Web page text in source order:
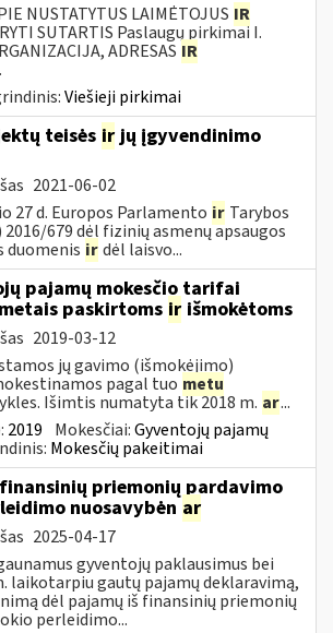
NUSTATYTUS LAIMĖTOJUS IR
SUTARTIS Paslaugų pirkimai I.
ADRESAS IR
Viešieji pirkimai
teisės irjų įgyvendinimo
2021-06-02
27 d. Europos Parlamento ir Tarybos
679 dėl fizinių asmenų apsaugos
duomenis irdėl laisvo...
pajamų mokesčio tarifai
paskirtoms ir išmokėtoms
2019-03-12
jų gavimo (išmokėjimo)
pagal tuo metu
Išimtis numatyta tik 2018 m. ar...
2019 Mokesčiai:Gyventojų pajamų
Mokesčių pakeitimai
priemonių pardavimo
nuosavybėn ar
2025-04-17
gyventojų paklausimus bei
laikotarpiu gautų pajamų deklaravimą,
dėl pajamų iš finansinių priemonių
perleidimo...